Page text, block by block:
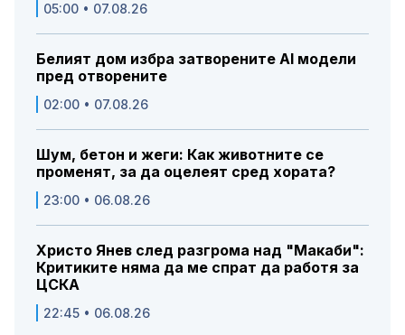
05:00 • 07.08.26
Белият дом избра затворените AI модели
пред отворените
02:00 • 07.08.26
Шум, бетон и жеги: Как животните се
променят, за да оцелеят сред хората?
23:00 • 06.08.26
Христо Янев след разгрома над "Макаби":
Критиките няма да ме спрат да работя за
ЦСКА
22:45 • 06.08.26